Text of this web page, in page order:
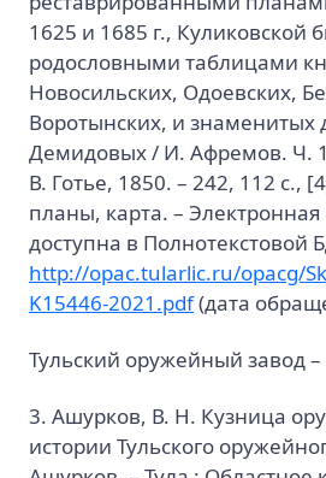
1625 и 1685 г., Куликовской
родословными таблицами
Новосильских, Одоевских,
Воротынских, и знаменитых
Демидовых / И. Афремов. Ч.
В. Готье, 1850. – 242, 112 с.,
планы, карта. –
доступна в Полнотекстовой
http://opac.tularlic.ru/opacg/
K15446-2021.pdf(дата
Тульский оружейный завод –
3. Ашурков, В. Н. Кузница
истории Тульского